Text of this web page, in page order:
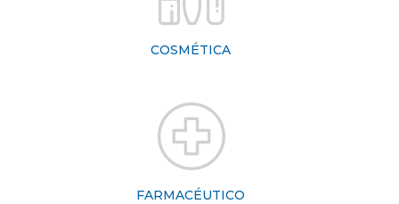
COSMÉTICA
FARMACÉUTICO